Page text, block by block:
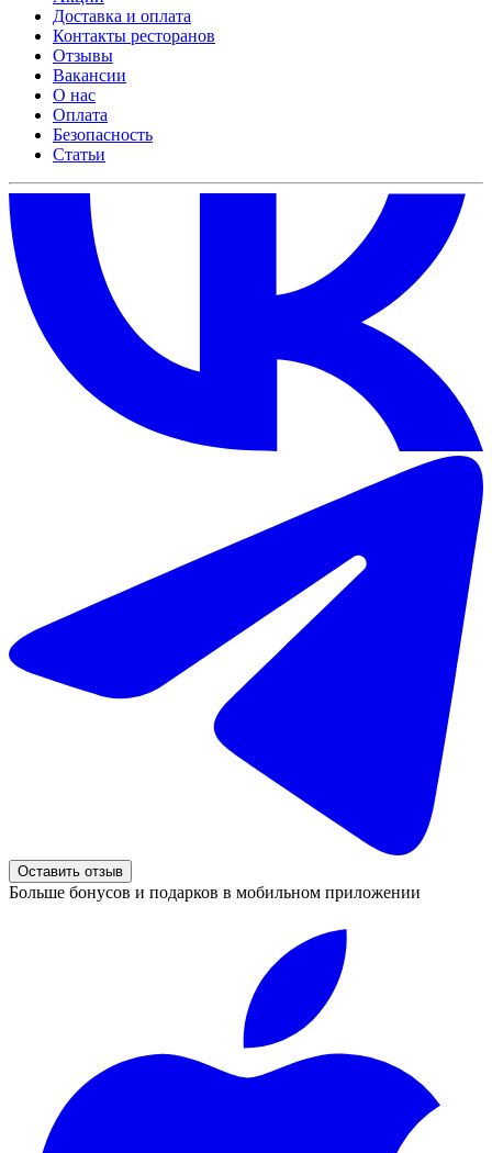
Доставка и оплата
Контакты ресторанов
Отзывы
Вакансии
О нас
Оплата
Безопасность
Статьи
Оставить отзыв
Больше бонусов и подарков в мобильном приложении